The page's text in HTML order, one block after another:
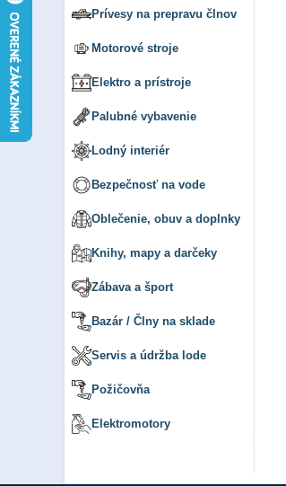
Prívesy na prepravu člnov
Motorové stroje
Elektro a prístroje
Palubné vybavenie
Lodný interiér
Bezpečnosť na vode
Oblečenie, obuv a doplnky
Knihy, mapy a darčeky
Zábava a šport
Bazár / Člny na sklade
Servis a údržba lode
Požičovňa
Elektromotory